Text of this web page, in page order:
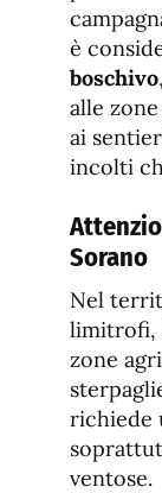
è
boschivo
alle
ai
incolti
Sorano
Nel
limitrofi,
zone
richiede
ventose.